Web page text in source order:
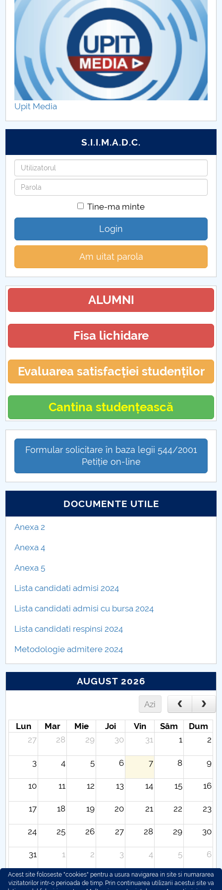
Upit Media
S.I.I.M.A.D.C.
Utilizatorul
Parola
Tine-ma minte
Login
Am uitat parola
ALUMNI
Fisa lichidare
Evaluarea satisfacției studenților
Cantina studențească
Formular solicitare în baza legii 544/2001
Petiție on-line
DOCUMENTE UTILE
Anexa 2
Anexa 4
Anexa 5
Lista candidati admisi 2024
Lista candidati admisi cu bursa 2024
Lista candidati respinsi 2024
Metodologie admitere 2024
AUGUST 2026
Azi
Lun Mar Mie Joi Vin Sâm
Dum
27
28 29 30 31 1 2
3 4 5 6 7 8 9
10 11 12 13 14 15 16
17 18 19 20 21 22 23
24 25 26 27 28 29 30
31 1 2 3 4 5 6
Acest site foloseste "cookies" pentru a usura navigarea in site si numararea
vizitatorilor intr-o perioada de timp. Prin continuarea utilizarii acestui site va